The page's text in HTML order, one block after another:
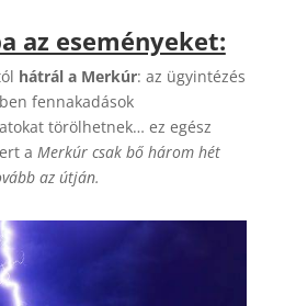
az eseményeket:
hátrál a Merkúr: az ügyintézés
fennakadások
törölhetnek… ez egész
a Merkúr csak bő három hét
az útján.